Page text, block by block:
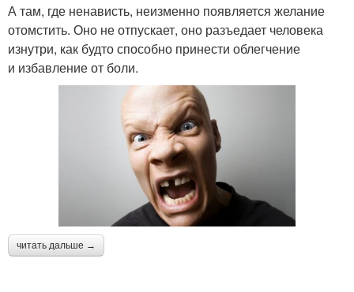
А там, где ненависть, неизменно появляется желание
отомстить. Оно не отпускает, оно разъедает человека
изнутри, как будто способно принести облегчение
и избавление от боли.
читать дальше →